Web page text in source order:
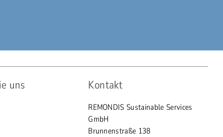
uns Kontakt
REMONDIS Sustainable Services
GmbH
Brunnenstraße 138